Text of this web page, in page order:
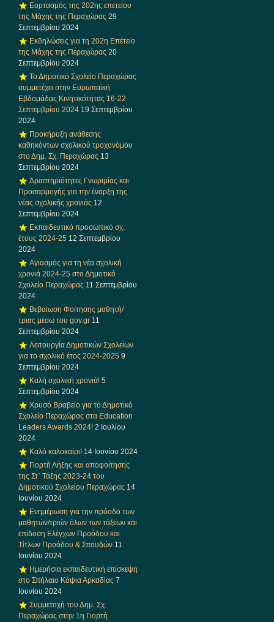
Εορτασμός της 202ης επετείου
της Μάχης της Περαχώρας 29
Σεπτεμβρίου 2024
Εκδηλώσεις για τη 202η Επέτειο
της Μάχης της Περαχώρας 20
Σεπτεμβρίου 2024
Το Δημοτικό Σχολείο Περαχώρας
συμμετέχει στην Ευρωπαϊκή
Εβδομάδας Κινητικότητας 16-22
Σεπτεμβρίου 2024 19 Σεπτεμβρίου
2024
Προκήρυξη ανάθεσης
καθηκόντων σχολικού τροχονόμου
στο Δημ. Σχ. Περαχώρας 13
Σεπτεμβρίου 2024
Δραστηριότητες Γνωριμίας και
Προσαρμογής για την έναρξη της
νέας σχολικής χρονιάς 12
Σεπτεμβρίου 2024
Εκπαιδευτικό προσωπικό σχ.
έτους 2024-25 12 Σεπτεμβρίου
2024
Αγιασμός για τη νέα σχολική
χρονιά 2024-25 στο Δημοτικό
Σχολείο Περαχώρας 11 Σεπτεμβρίου
2024
Βεβαίωση Φοίτησης μαθητή/
τριας μέσω του gov.gr 11
Σεπτεμβρίου 2024
Λειτουργία Δημοτικών Σχολείων
για το σχολικό έτος 2024-2025 9
Σεπτεμβρίου 2024
Καλή σχολική χρονιά! 5
Σεπτεμβρίου 2024
Χρυσό Βραβείο για το Δημοτικό
Σχολείο Περαχώρας στα Education
Leaders Awards 2024! 2 Ιουλίου
2024
Καλό καλοκαίρι! 14 Ιουνίου 2024
Γιορτή Λήξης και αποφοίτησης
της Στ΄ Τάξης 2023-24 του
Δημοτικού Σχολείου Περαχώρας 14
Ιουνίου 2024
Ενημέρωση για την πρόοδο των
μαθητών/τριών όλων των τάξεων και
επίδοση Ελέγχων Προόδου και
Τίτλων Προόδου & Σπουδών 11
Ιουνίου 2024
Ημερήσια εκπαιδευτική επίσκεψη
στο Σπήλαιο Κάψια Αρκαδίας 7
Ιουνίου 2024
Συμμετοχή του Δημ. Σχ.
Περαχώρας στην 1η Γιορτή